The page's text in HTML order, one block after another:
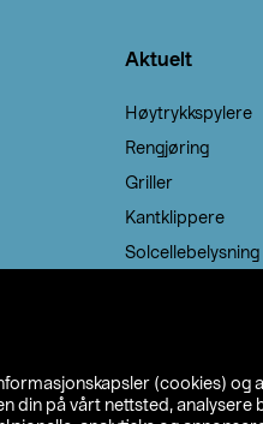
(cookies) og
din på vårt nettsted, analysere
Aktuelt
Høytrykkspylere
Rengjøring
Griller
Kantklippere
Solcellebelysning